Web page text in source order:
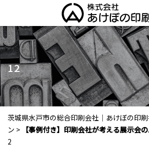
12
茨城県水戸市の総合印刷会社｜あけぼの印
ン > 【事例付き】印刷会社が考える展示会
2